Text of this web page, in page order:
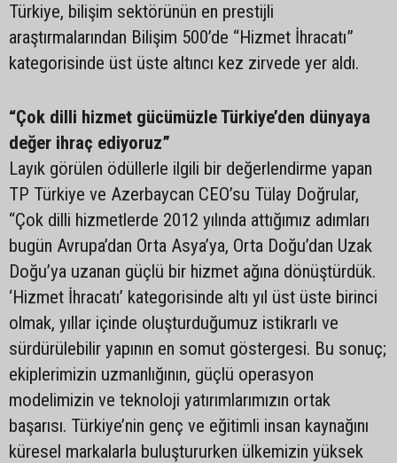
Türkiye, bilişim sektörünün en prestijli
araştırmalarından Bilişim 500’de “Hizmet İhracatı”
kategorisinde üst üste altıncı kez zirvede yer aldı.
“Çok dilli hizmet gücümüzle Türkiye’den dünyaya
değer ihraç ediyoruz”
Layık görülen ödüllerle ilgili bir değerlendirme yapan
TP Türkiye ve Azerbaycan CEO’su Tülay Doğrular,
“Çok dilli hizmetlerde 2012 yılında attığımız adımları
bugün Avrupa’dan Orta Asya’ya, Orta Doğu’dan Uzak
Doğu’ya uzanan güçlü bir hizmet ağına dönüştürdük.
‘Hizmet İhracatı’ kategorisinde altı yıl üst üste birinci
olmak, yıllar içinde oluşturduğumuz istikrarlı ve
sürdürülebilir yapının en somut göstergesi. Bu sonuç;
ekiplerimizin uzmanlığının, güçlü operasyon
modelimizin ve teknoloji yatırımlarımızın ortak
başarısı. Türkiye’nin genç ve eğitimli insan kaynağını
küresel markalarla buluştururken ülkemizin yüksek